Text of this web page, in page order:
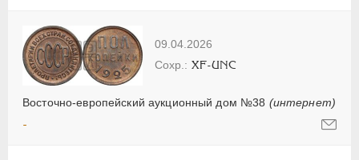
09.04.2026
Восточно-европейский аукционный дом №38 (интернет)
XF-UNC
-